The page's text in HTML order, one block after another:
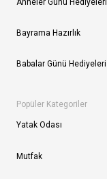
Anneler Günü Hediyeleri
Bayrama Hazırlık
Babalar Günü Hediyeleri
Popüler Kategoriler
Yatak Odası
Mutfak